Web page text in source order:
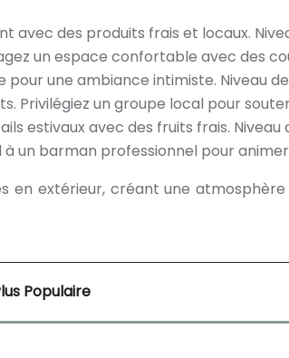
avec des produits frais et locaux.
un espace confortable avec des
une ambiance intimiste. Niveau
Privilégiez un groupe local pour
estivaux avec des fruits frais.
un barman professionnel pour
extérieur, créant une
Populaire